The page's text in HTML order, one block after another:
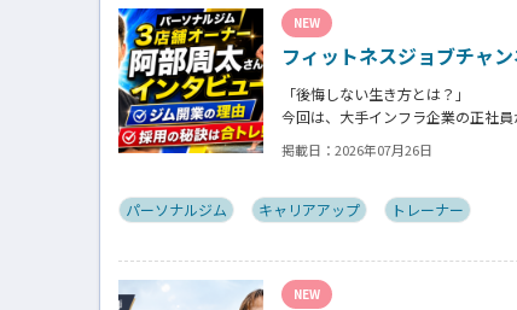
NEW
フィットネスジョブチャ
「後悔しない生き方とは？」
今回は、大手インフラ企業の正社
「ギフト」代表の阿部周大さんへイ
今の仕事や環境を変えたい！とお悩
掲載日： 2026年07月26日
パーソナルジム キャリアアップ トレーナー
NEW